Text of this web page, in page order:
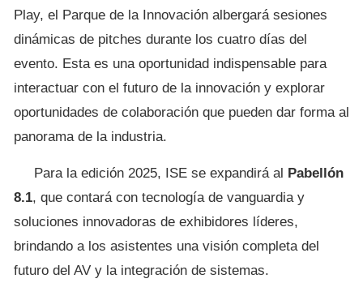
Play, el Parque de la Innovación albergará sesiones
dinámicas de pitches durante los cuatro días del
evento. Esta es una oportunidad indispensable para
interactuar con el futuro de la innovación y explorar
oportunidades de colaboración que pueden dar forma al
panorama de la industria.
Para la edición 2025, ISE se expandirá al Pabellón
8.1, que contará con tecnología de vanguardia y
soluciones innovadoras de exhibidores líderes,
brindando a los asistentes una visión completa del
futuro del AV y la integración de sistemas.